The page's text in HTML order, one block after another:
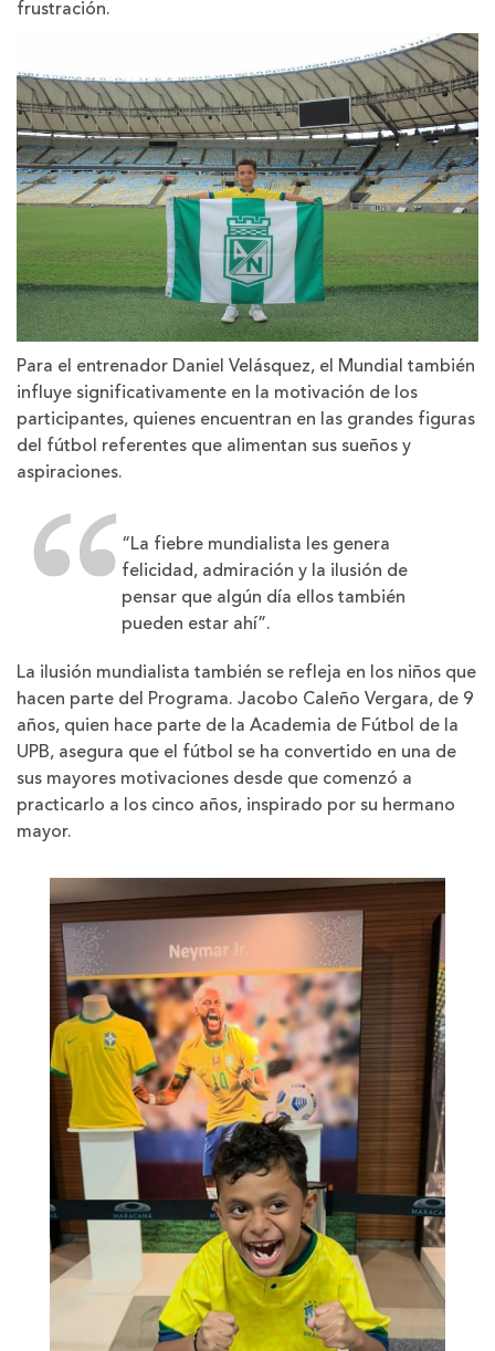
frustración.
Para el entrenador Daniel Velásquez, el Mundial también
influye significativamente en la motivación de los
participantes, quienes encuentran en las grandes figuras
del fútbol referentes que alimentan sus sueños y
aspiraciones.
“La fiebre mundialista les genera
felicidad, admiración y la ilusión de
pensar que algún día ellos también
pueden estar ahí”.
La ilusión mundialista también se refleja en los niños que
hacen parte del Programa. Jacobo Caleño Vergara, de 9
años, quien hace parte de la Academia de Fútbol de la
UPB, asegura que el fútbol se ha convertido en una de
sus mayores motivaciones desde que comenzó a
practicarlo a los cinco años, inspirado por su hermano
mayor.